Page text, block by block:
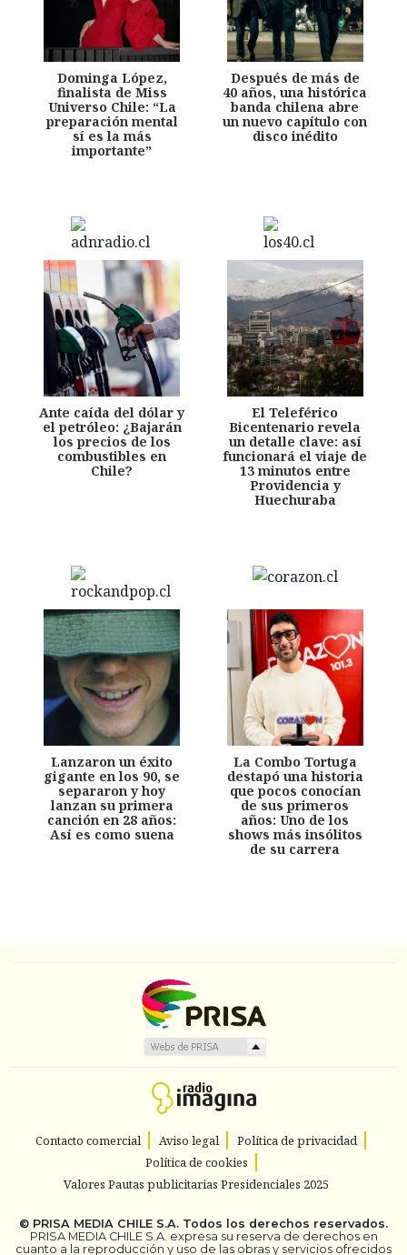
Dominga López,
finalista de Miss
Universo Chile: “La
preparación mental
sí es la más
importante”
Después de más de
40 años, una histórica
banda chilena abre
un nuevo capítulo con
disco inédito
Ante caída del dólar y
el petróleo: ¿Bajarán
los precios de los
combustibles en
Chile?
El Teleférico
Bicentenario revela
un detalle clave: así
funcionará el viaje de
13 minutos entre
Providencia y
Huechuraba
Lanzaron un éxito
gigante en los 90, se
separaron y hoy
lanzan su primera
canción en 28 años:
Así es como suena
La Combo Tortuga
destapó una historia
que pocos conocían
de sus primeros
años: Uno de los
shows más insólitos
de su carrera
Contacto comercial Aviso legal
Política de privacidad
Política de cookies
Valores Pautas publicitarias Presidenciales 2025
© PRISA MEDIA CHILE S.A. Todos los derechos reservados.
PRISA MEDIA CHILE S.A. expresa su reserva de derechos en
cuanto a la reproducción y uso de las obras y servicios ofrecidos